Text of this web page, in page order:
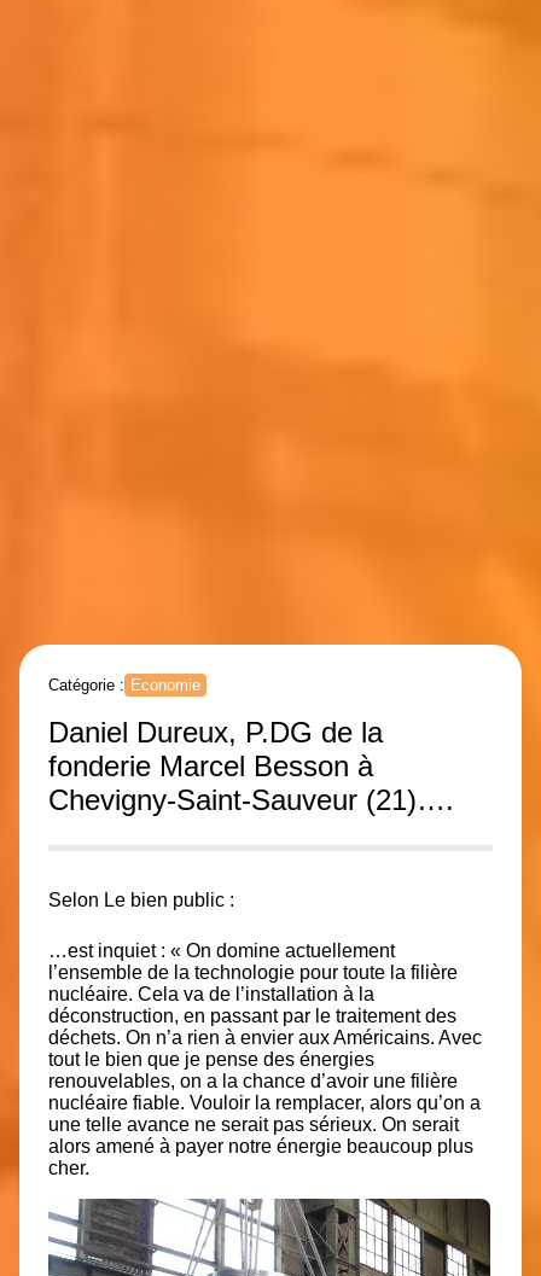
Catégorie : Economie
Daniel Dureux, P.DG de la
fonderie Marcel Besson à
Chevigny-Saint-Sauveur (21)….
Selon Le bien public :
…est inquiet : « On domine actuellement
l’ensemble de la technologie pour toute la filière
nucléaire. Cela va de l’installation à la
déconstruction, en passant par le traitement des
déchets. On n’a rien à envier aux Américains. Avec
tout le bien que je pense des énergies
renouvelables, on a la chance d’avoir une filière
nucléaire fiable. Vouloir la remplacer, alors qu’on a
une telle avance ne serait pas sérieux. On serait
alors amené à payer notre énergie beaucoup plus
cher.